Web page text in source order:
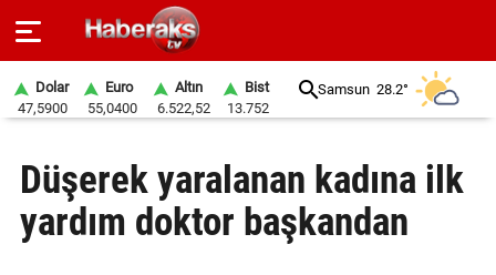
SPOR
YAŞAM
Dolar
47,5900
Euro
55,0400
Altın
6.522,52
Bist
13.752
Samsun 28.2°
Düşerek yaralanan kadına ilk
yardım doktor başkandan